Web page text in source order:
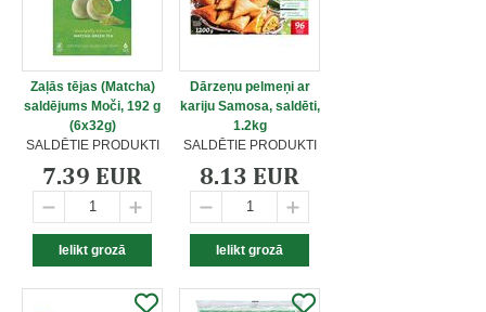
Zaļās tējas (Matcha)
saldējums Moči, 192 g
(6x32g)
SALDĒTIE PRODUKTI
7.39 EUR
Dārzeņu pelmeņi ar
kariju Samosa, saldēti,
1.2kg
SALDĒTIE PRODUKTI
8.13 EUR